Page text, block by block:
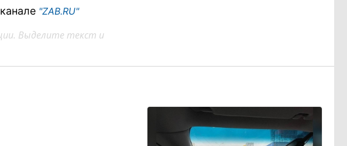
"ZAB.RU"
Выделите текст и